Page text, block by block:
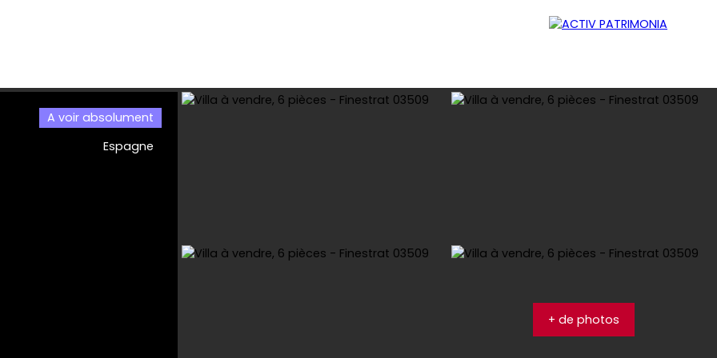
Acheter Location Viager
A voir absolument
Espagne
+ de photos